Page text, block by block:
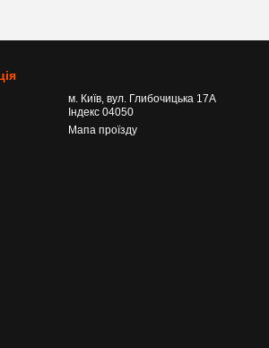
м. Київ, вул. Глибочицька 17А
Індекс 04050
Мапа проїзду